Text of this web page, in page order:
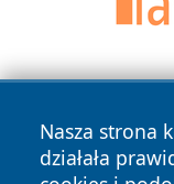
Nasza strona
działała